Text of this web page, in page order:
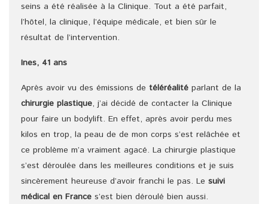
seins a été réalisée à la Clinique. Tout a été parfait,
l’hôtel, la clinique, l’équipe médicale, et bien sûr le
résultat de l’intervention.
Ines, 41 ans
Après avoir vu des émissions de téléréalité parlant de la
chirurgie plastique, j’ai décidé de contacter la Clinique
pour faire un bodylift. En effet, après avoir perdu mes
kilos en trop, la peau de de mon corps s’est relâchée et
ce problème m’a vraiment agacé. La chirurgie plastique
s’est déroulée dans les meilleures conditions et je suis
sincèrement heureuse d’avoir franchi le pas. Le suivi
médical en France s’est bien déroulé bien aussi.